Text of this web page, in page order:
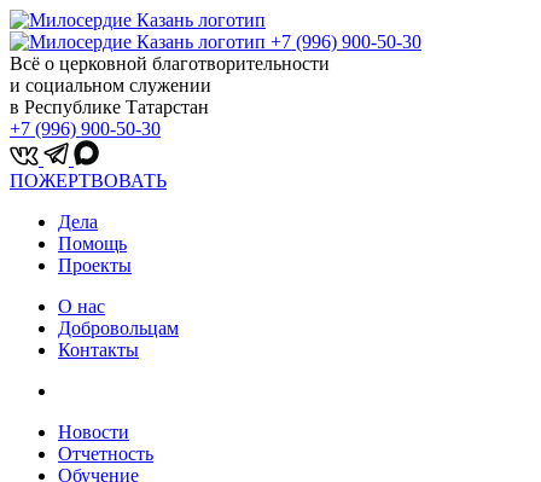
+7 (996) 900-50-30
Всё о церковной благотворительности
и социальном служении
в Республике Татарстан
+7 (996) 900-50-30
ПОЖЕРТВОВАТЬ
Дела
Помощь
Проекты
О нас
Добровольцам
Контакты
Новости
Отчетность
Обучение